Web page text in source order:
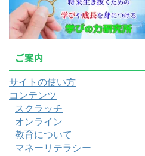
ご案内
サイトの使い方
コンテンツ
スクラッチ
オンライン
教育について
マネーリテラシー